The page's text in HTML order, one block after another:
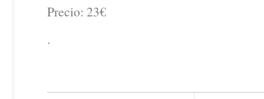
Precio: 23€
.